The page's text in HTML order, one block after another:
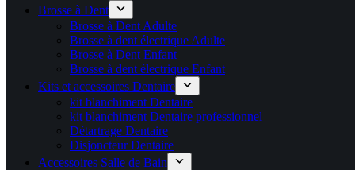
Brosse à Dent
Brosse à Dent Adulte
Brosse à dent électrique Adulte
Brosse à Dent Enfant
Brosse à dent électrique Enfant
Kits et accessoires Dentaire
kit blanchiment Dentaire
kit blanchiment Dentaire professionnel
Détartrage Dentaire
Disjoncteur Dentaire
Accessoires Salle de Bain